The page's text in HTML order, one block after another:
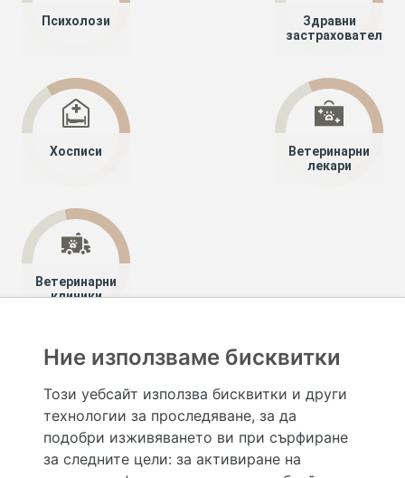
Психолози
Здравни
застрахователи
Хосписи
Ветеринарни
лекари
Ветеринарни
клиники
Специалисти
Hapche.bg НЕ е медицински, зравен или сроден специалист и НЕ дава медицински
консултации и здравни съвети. Hapche.bg НЕ се явява медицинска услуга и НЕ
осигурява диагноза и лечение. Hapche.bg НЕ препоръчва медицински и други здравни и
сродни специалисти и заведения. Hapche.bg НЕ търгува с лекарствени продукти и
хранителни добавки. Информацията, публикувана в Hapche.bg, е предназначена да служи
Ние използваме бисквитки
Този уебсайт използва бисквитки и други
технологии за проследяване, за да
подобри изживяването ви при сърфиране
за следните цели: за активиране на